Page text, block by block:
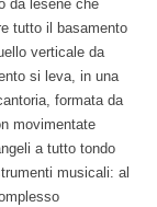
da lesene che
tutto il basamento
verticale da
si leva, in una
formata da
movimentate
a tutto tondo
musicali: al